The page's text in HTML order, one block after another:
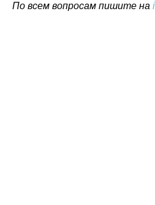
По всем вопросам пишите на